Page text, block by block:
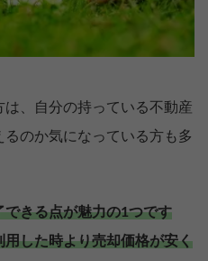
、自分の持っている不動産
のか気になっている方も多
きる点が魅力の1つです
した時より売却価格が安く